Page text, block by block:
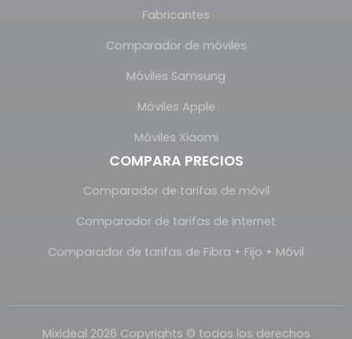
Fabricantes
Comparador de móviles
Móviles Samsung
Móviles Apple
Móviles Xiaomi
COMPARA PRECIOS
Comparador de tarifas de móvil
Comparador de tarifas de internet
Comparador de tarifas de Fibra + Fijo + Móvil
Mixideal 2026 Copyrights © todos los derechos